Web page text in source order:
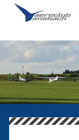
Veranstaltungen
Galerien